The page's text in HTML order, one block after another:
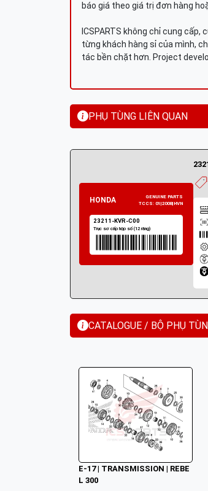
báo giá theo giá trị đơn hàng
ICSPARTS không chỉ cung
từng khách hàng sỉ của mình,
tác bền chặt hơn. Project
PHỤ TÙNG LIÊN QUAN
CATALOGUE / BỘ PHỤ
E-17 | TRANSMISSION | REBE
L 300